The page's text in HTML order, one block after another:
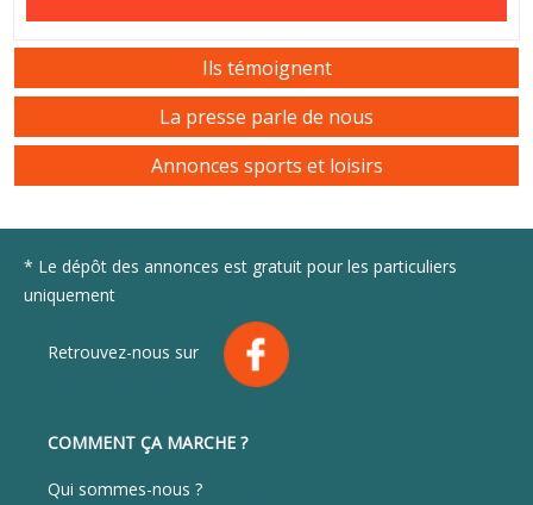
Ils témoignent
La presse parle de nous
Annonces sports et loisirs
* Le dépôt des annonces est gratuit pour les particuliers
uniquement
Retrouvez-nous sur
COMMENT ÇA MARCHE ?
Qui sommes-nous ?